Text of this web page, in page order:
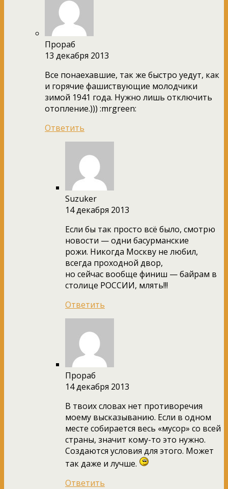
Прораб
13 декабря 2013
Все понаехавшие, так же быстро уедут, как
и горячие фашиствующие молодчики
зимой 1941 года. Нужно лишь отключить
отопление.))) :mrgreen:
Ответить
Suzuker
14 декабря 2013
Если бы так просто всё было, смотрю
новости — одни басурманские
рожи. Никогда Москву не любил,
всегда проходной двор,
но сейчас вообще финиш — байрам в
столице РОССИИ, млять!!!
Ответить
Прораб
14 декабря 2013
В твоих словах нет противоречия
моему высказыванию. Если в одном
месте собирается весь «мусор» со всей
страны, значит кому-то это нужно.
Создаются условия для этого. Может
так даже и лучше.
Ответить